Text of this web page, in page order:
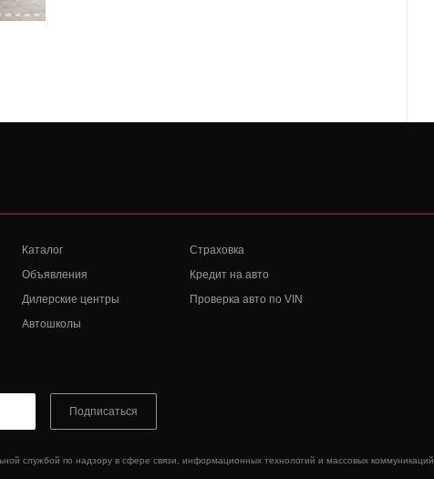
Каталог
Объявления
Дилерские центры
Автошколы
Страховка
Кредит на авто
Проверка авто по VIN
по надзору в сфере связи, информационных технологий и массовых коммуникаций
Подписаться